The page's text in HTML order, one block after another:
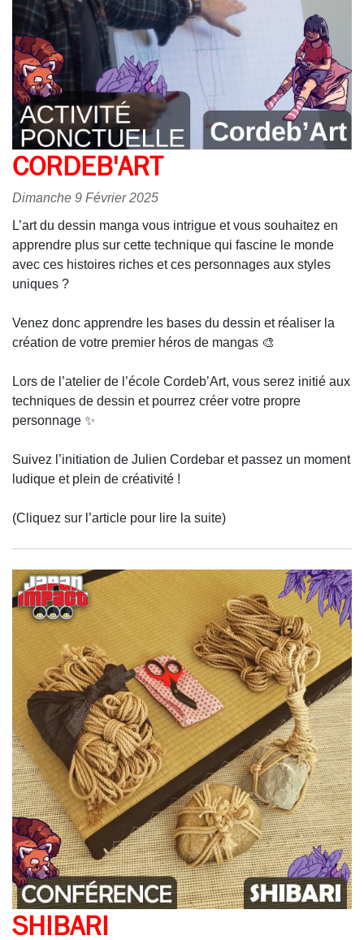
CORDEB'ART
Dimanche 9 Février 2025
L’art du dessin manga vous intrigue et vous souhaitez en
apprendre plus sur cette technique qui fascine le monde
avec ces histoires riches et ces personnages aux styles
uniques ?
Venez donc apprendre les bases du dessin et réaliser la
création de votre premier héros de mangas 🎨
Lors de l’atelier de l’école Cordeb’Art, vous serez initié aux
techniques de dessin et pourrez créer votre propre
personnage ✨️
Suivez l’initiation de Julien Cordebar et passez un moment
ludique et plein de créativité !
(Cliquez sur l’article pour lire la suite)
SHIBARI